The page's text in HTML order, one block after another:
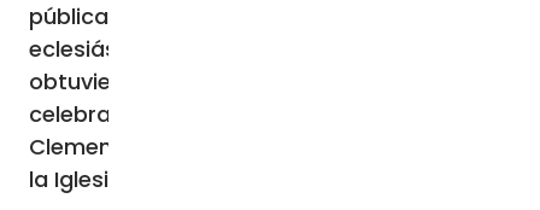
públicas desde siempre, incluso a las
eclesiásticas. Sin embargo, en 1514,
obtuvieron del Papa León X el permiso para
celebrar la fiesta de su fundador. El Papa
Clemente X extendió esta festividad a toda
la Iglesia occidental en 1674.